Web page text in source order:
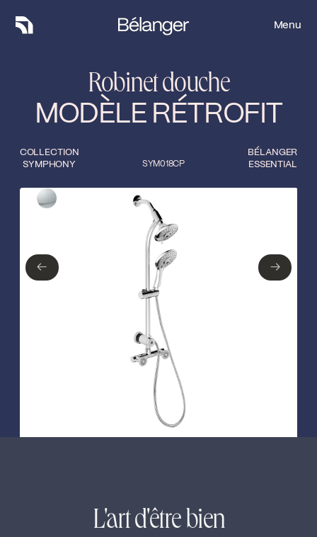
Menu
Menu
COLLECTION
SYMPHONY
Robinet douche
MODÈLE RÉTROFIT
BÉLANGER
ESSENTIAL
SYM018CP
Type de finition
← →
L'art d'être bien